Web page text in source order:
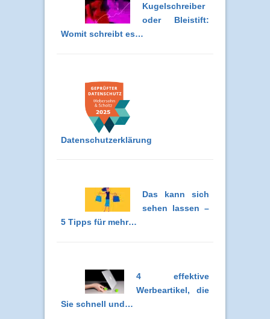
Kugelschreiber
oder Bleistift:
Womit schreibt es…
Datenschutzerklärung
Das kann sich
sehen lassen –
5 Tipps für mehr…
4 effektive
Werbeartikel, die
Sie schnell und…